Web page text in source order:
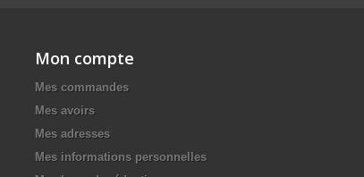
Mon compte
Mes commandes
Mes avoirs
Mes adresses
Mes informations personnelles